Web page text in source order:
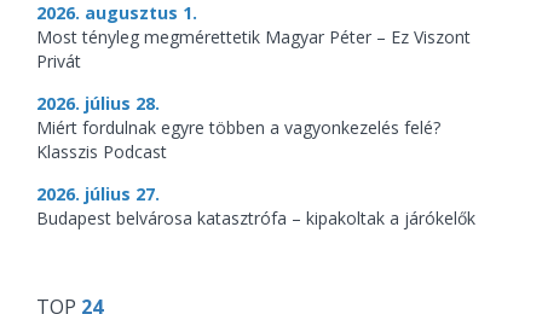
2026. augusztus 1.
Most tényleg megmérettetik Magyar Péter – Ez Viszont
Privát
2026. július 28.
Miért fordulnak egyre többen a vagyonkezelés felé?
Klasszis Podcast
2026. július 27.
Budapest belvárosa katasztrófa – kipakoltak a járókelők
TOP 24